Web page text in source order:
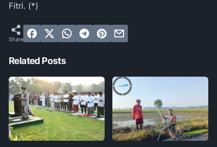
Fitri. (*)
Related Posts